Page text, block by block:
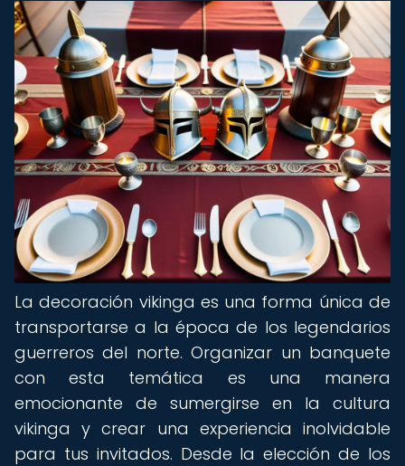
La decoración vikinga es una forma única de
transportarse a la época de los legendarios
guerreros del norte. Organizar un banquete
con esta temática es una manera
emocionante de sumergirse en la cultura
vikinga y crear una experiencia inolvidable
para tus invitados. Desde la elección de los